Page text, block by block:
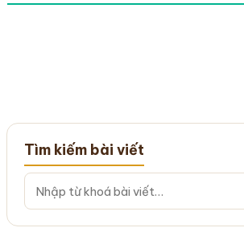
Tìm kiếm bài viết